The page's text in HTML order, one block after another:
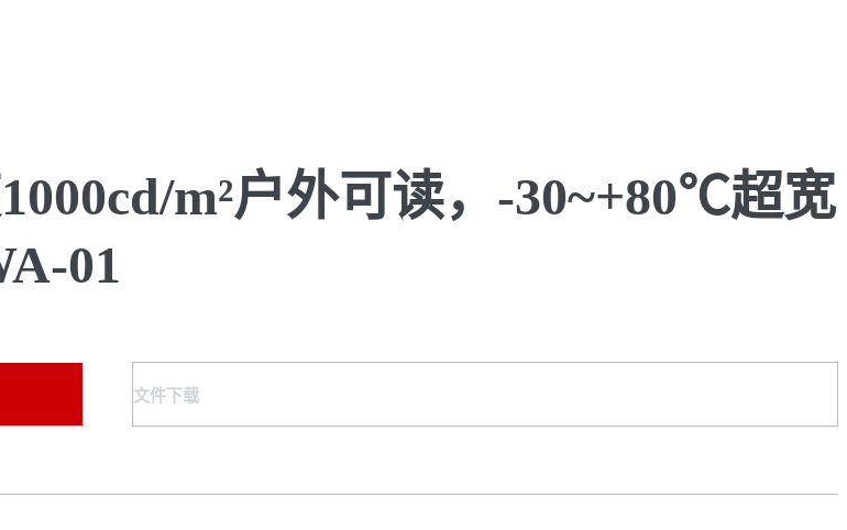
m²户外可读，-30~+80℃超宽
01
文件下载